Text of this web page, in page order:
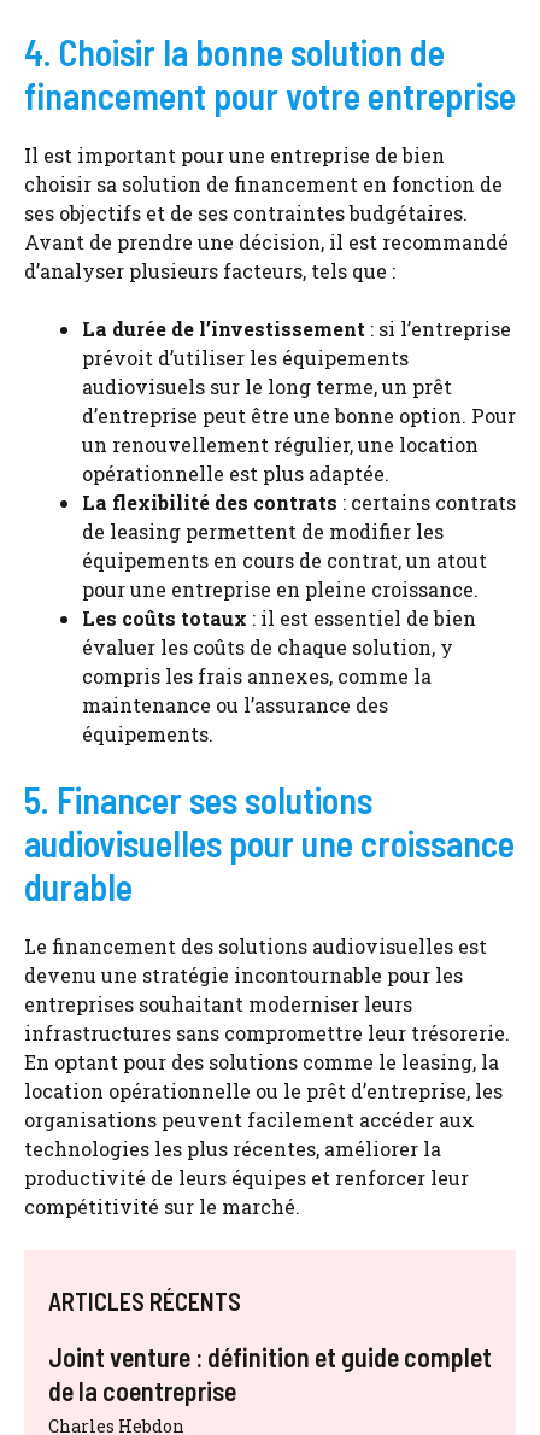
4. Choisir la bonne solution de
financement pour votre entreprise
Il est important pour une entreprise de bien
choisir sa solution de financement en fonction de
ses objectifs et de ses contraintes budgétaires.
Avant de prendre une décision, il est recommandé
d’analyser plusieurs facteurs, tels que :
La durée de l’investissement : si l’entreprise
prévoit d’utiliser les équipements
audiovisuels sur le long terme, un prêt
d’entreprise peut être une bonne option. Pour
un renouvellement régulier, une location
opérationnelle est plus adaptée.
La flexibilité des contrats : certains contrats
de leasing permettent de modifier les
équipements en cours de contrat, un atout
pour une entreprise en pleine croissance.
Les coûts totaux : il est essentiel de bien
évaluer les coûts de chaque solution, y
compris les frais annexes, comme la
maintenance ou l’assurance des
équipements.
5. Financer ses solutions
audiovisuelles pour une croissance
durable
Le financement des solutions audiovisuelles est
devenu une stratégie incontournable pour les
entreprises souhaitant moderniser leurs
infrastructures sans compromettre leur trésorerie.
En optant pour des solutions comme le leasing, la
location opérationnelle ou le prêt d’entreprise, les
organisations peuvent facilement accéder aux
technologies les plus récentes, améliorer la
productivité de leurs équipes et renforcer leur
compétitivité sur le marché.
ARTICLES RÉCENTS
Joint venture : définition et guide complet
de la coentreprise
Charles Hebdon